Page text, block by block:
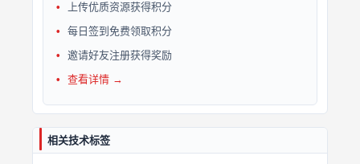
上传优质资源获得积分
每日签到免费领取积分
邀请好友注册获得奖励
查看详情 →
相关技术标签